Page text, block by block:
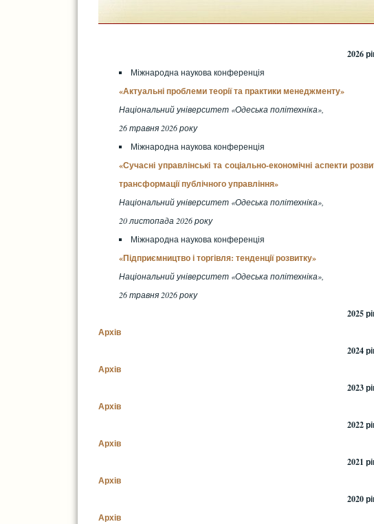
2026
Міжнародна наукова конференція
«Актуальні проблеми теорії та практики менеджменту»
Національний університет «Одеська політехніка»,
26 травня 2026 року
Міжнародна наукова конференція
«Сучасні управлінські та соціально-економічні аспекти
трансформації публічного управління»
Національний університет «Одеська політехніка»,
20 листопада 2026 року
Міжнародна наукова конференція
«Підприємництво і торгівля: тенденції розвитку»
Національний університет «Одеська політехніка»,
26 травня 2026 року
2025
Архів
2024
Архів
2023
Архів
2022
Архів
2021
Архів
2020
Архів